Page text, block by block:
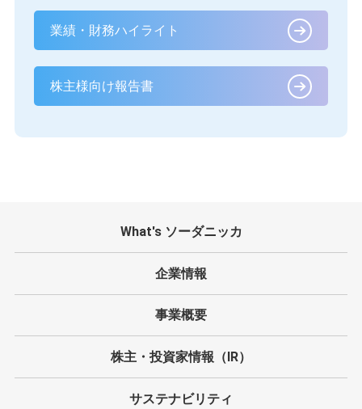
業績・財務ハイライト
株主様向け報告書
What's ソーダニッカ
企業情報
事業概要
株主・投資家情報（IR）
サステナビリティ